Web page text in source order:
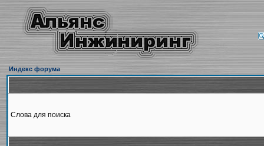
Индекс форума
Слова для поиска